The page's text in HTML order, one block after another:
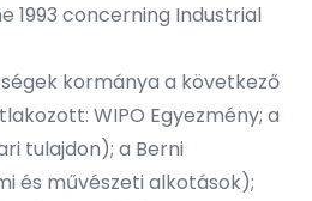
1993 concerning Industrial
kormánya a következő
WIPO Egyezmény; a
tulajdon); a Berni
és művészeti alkotások);